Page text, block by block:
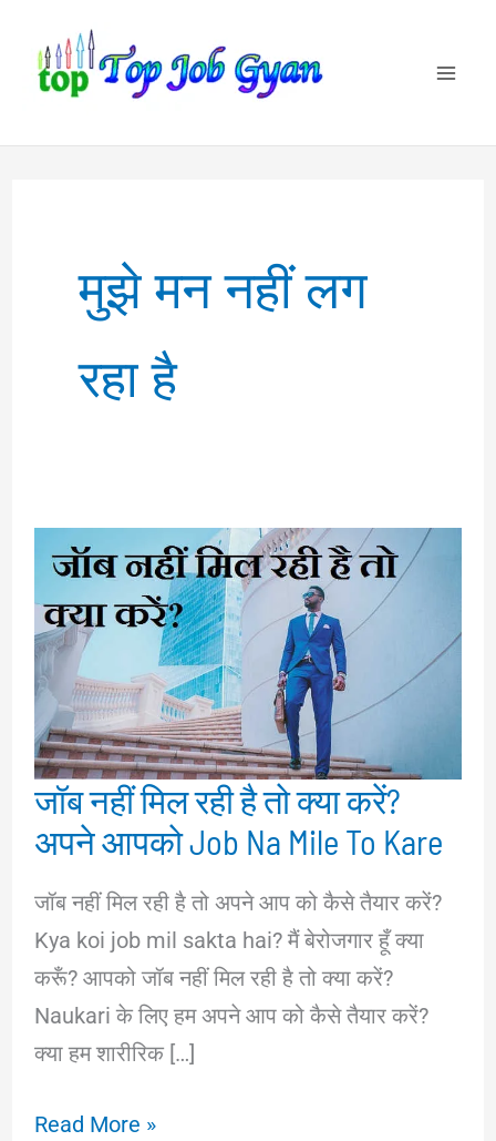
content
मुझे मन नहीं लग
रहा है
जॉब नहीं मिल रही है तो क्या करें?
अपने आपको Job Na Mile To Kare
जॉब नहीं मिल रही है तो अपने आप को कैसे तैयार करें?
Kya koi job mil sakta hai? मैं बेरोजगार हूँ क्या
करूँ? आपको जॉब नहीं मिल रही है तो क्या करें?
Naukari के लिए हम अपने आप को कैसे तैयार करें?
क्या हम शारीरिक […]
जॉब
Read More »